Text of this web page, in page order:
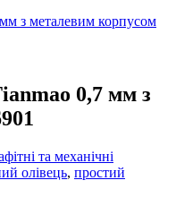
0,7 мм з
та механічні
олівець, простий